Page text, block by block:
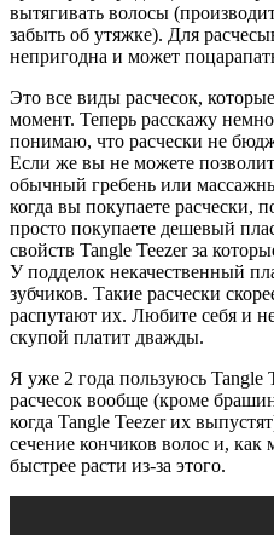
вытягивать волосы
забыть об утяжке). Для
непригодна и может
Это все виды расчесок,
момент. Теперь расскажу
понимаю, что расчески не
Если же вы не можете
обычный гребень или
когда вы покупаете расчески,
просто покупаете дешевый
свойств Tangle Teezer за
У подделок некачественный
зубчиков. Такие расчески
распутают их. Любите себя и
скупой платит дважды.
Я уже 2 года пользуюсь Tangle
расчесок вообще (кроме
когда Tangle Teezer их
сечение кончиков волос и, как
быстрее расти из-за этого.